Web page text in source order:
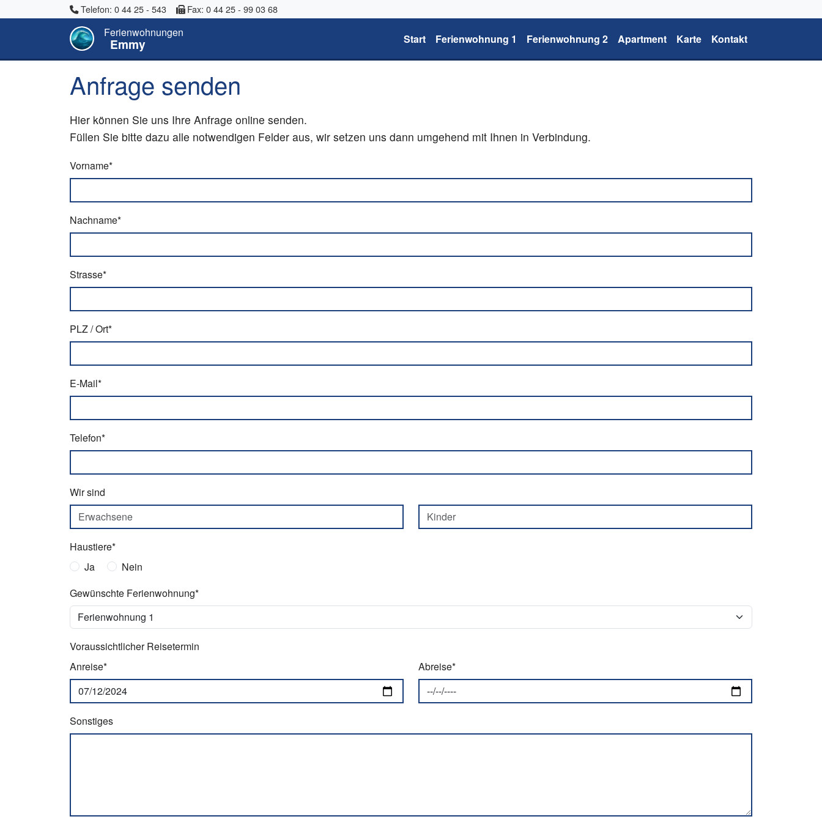
Telefon: 0 44 25 - 543 Fax: 0 44 25 - 99 03 68
Ferienwohnungen
Emmy Start Ferienwohnung 1 Ferienwohnung 2 Apartment Karte Kontakt
Anfrage senden
Hier können Sie uns Ihre Anfrage online senden.
Füllen Sie bitte dazu alle notwendigen Felder aus, wir setzen uns dann umgehend mit Ihnen in Verbindung.
Vorname*
Nachname*
Strasse*
PLZ / Ort*
E-Mail*
Telefon*
Wir sind
Haustiere*
Ja
Nein
Gewünschte Ferienwohnung*
Voraussichtlicher Reisetermin
Anreise*
Abreise*
Sonstiges